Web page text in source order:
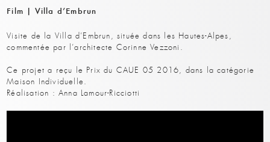
Film | Villa d’Embrun
Visite de la Villa d’Embrun, située dans les Hautes-Alpes,
commentée par l’architecte Corinne Vezzoni.
Ce projet a reçu le Prix du CAUE 05 2016, dans la catégorie
Maison Individuelle.
Réalisation : Anna Lamour-Ricciotti